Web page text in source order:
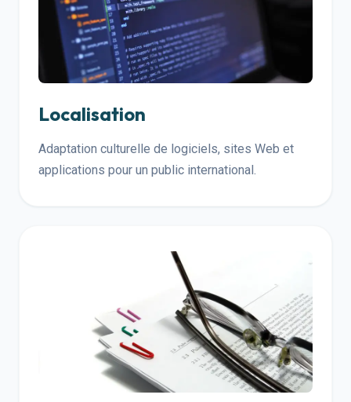
Localisation
Adaptation culturelle de logiciels, sites Web et
applications pour un public international.